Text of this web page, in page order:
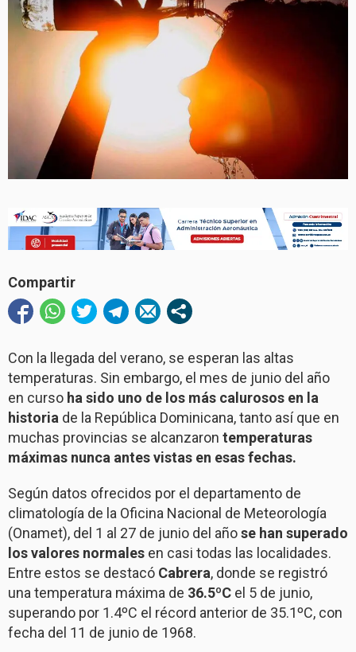
Compartir
Con la llegada del verano, se esperan las altas
temperaturas. Sin embargo, el mes de junio del año
en curso ha sido uno de los más calurosos en la
historia de la República Dominicana, tanto así que en
muchas provincias se alcanzaron temperaturas
máximas nunca antes vistas en esas fechas.
Según datos ofrecidos por el departamento de
climatología de la Oficina Nacional de Meteorología
(Onamet), del 1 al 27 de junio del añose han superado
los valores normales en casi todas las localidades.
Entre estos se destacó Cabrera, donde se registró
una temperatura máxima de 36.5ºC el 5 de junio,
superando por 1.4ºC el récord anterior de 35.1ºC, con
fecha del 11 de junio de 1968.